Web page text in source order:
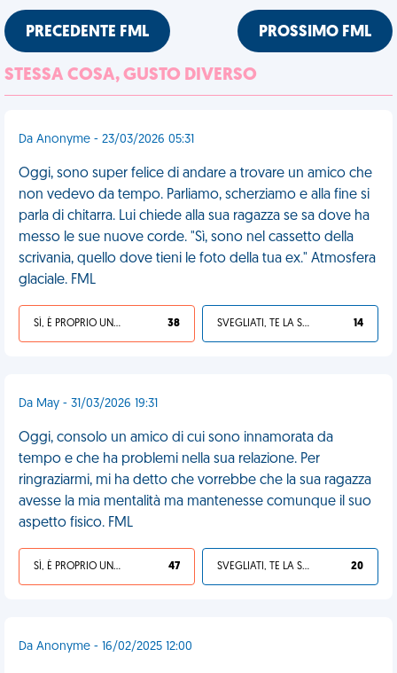
PRECEDENTE FML PROSSIMO FML
STESSA COSA, GUSTO DIVERSO
Da Anonyme - 23/03/2026 05:31
Oggi, sono super felice di andare a trovare un amico che
non vedevo da tempo. Parliamo, scherziamo e alla fine si
parla di chitarra. Lui chiede alla sua ragazza se sa dove ha
messo le sue nuove corde. "Sì, sono nel cassetto della
scrivania, quello dove tieni le foto della tua ex." Atmosfera
glaciale. FML
SÌ, È PROPRIO UNA VDM! 38 SVEGLIATI, TE LA SEI CERCATA! 14
Da May - 31/03/2026 19:31
Oggi, consolo un amico di cui sono innamorata da
tempo e che ha problemi nella sua relazione. Per
ringraziarmi, mi ha detto che vorrebbe che la sua ragazza
avesse la mia mentalità ma mantenesse comunque il suo
aspetto fisico. FML
SÌ, È PROPRIO UNA VDM! 47 SVEGLIATI, TE LA SEI CERCATA! 20
Da Anonyme - 16/02/2025 12:00